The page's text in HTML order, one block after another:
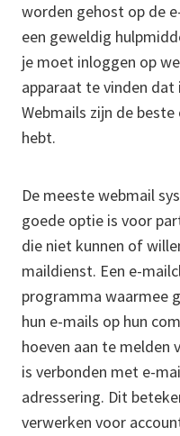
worden gehost op de
een geweldig
je moet inloggen op
apparaat te vinden
Webmails zijn de
hebt.
De meeste webmail
goede optie is voor
die niet kunnen of
maildienst. Een e-
programma waarmee
hun e-mails op hun
hoeven aan te melden
is verbonden met e-
adressering. Dit
verwerken voor